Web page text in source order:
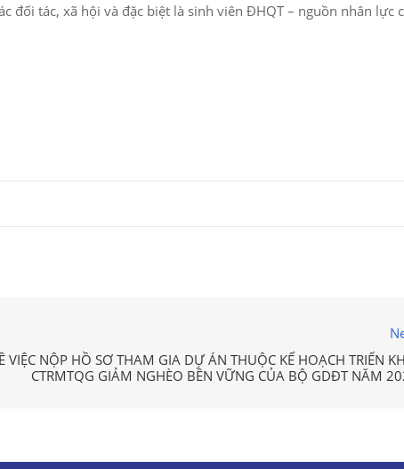
đối tác, xã hội và đặc biệt là sinh viên ĐHQT – nguồn nhân lực
VIỆC NỘP HỒ SƠ THAM GIA DỰ ÁN THUỘC KẾ HOẠCH TRIỂN
CTRMTQG GIẢM NGHÈO BỀN VỮNG CỦA BỘ GDĐT NĂM